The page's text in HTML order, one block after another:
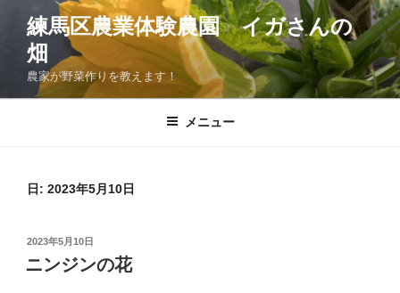
ツ
練馬区農業体験農園 イガさんの
畑
農家が野菜作りを教えます！
メニュー
日: 2023年5月10日
投
日:
2023年5月10日
ニンジンの花